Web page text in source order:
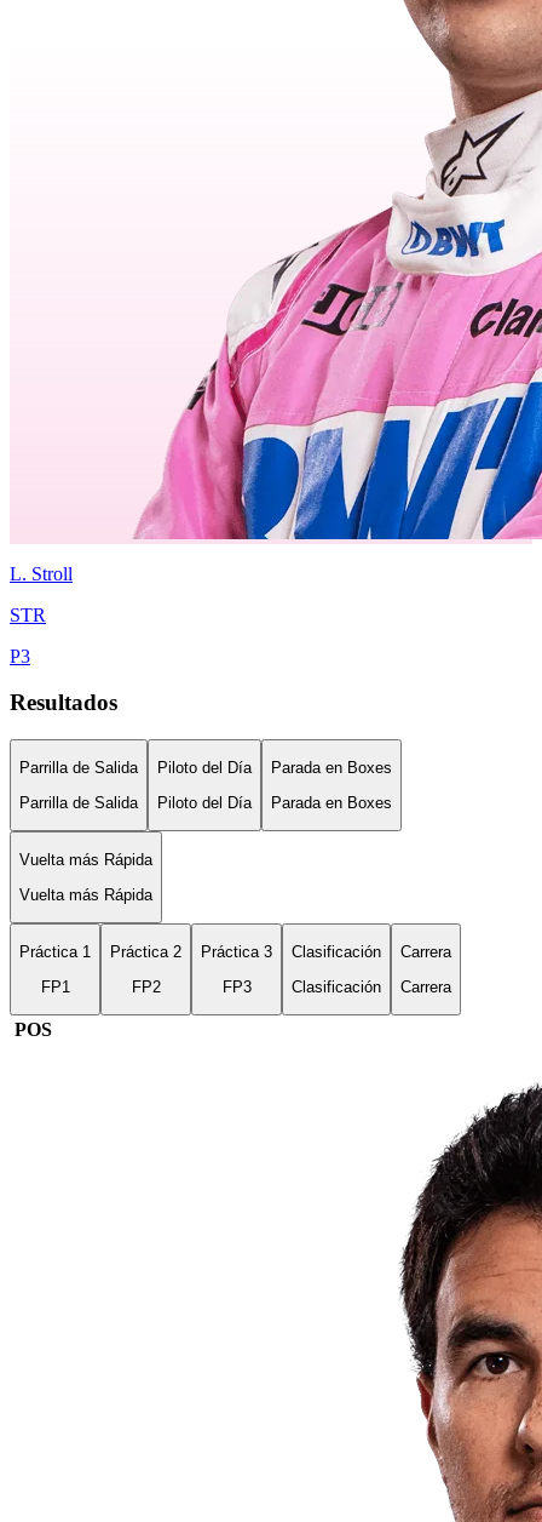
L. Stroll
STR
P3
Resultados
Parrilla de Salida
Parrilla de Salida
Piloto del Día
Piloto del Día
Parada en Boxes
Parada en Boxes
Vuelta más Rápida
Vuelta más Rápida
Práctica 1
FP1
Práctica 2
FP2
Práctica 3
FP3
Clasificación
Clasificación
Carrera
Carrera
POS